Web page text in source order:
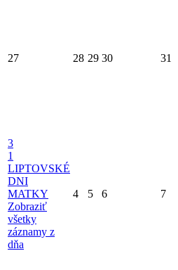
27 28 29 30 31
3
1
LIPTOVSKÉ
DNI
MATKY
Zobraziť
všetky
záznamy z
dňa
4 5 6 7